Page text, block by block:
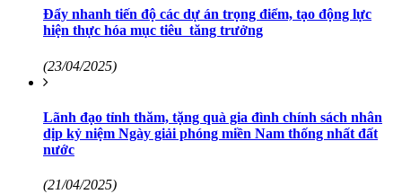
Đẩy nhanh tiến độ các dự án trọng điểm, tạo động lực
hiện thực hóa mục tiêu tăng trưởng
(23/04/2025)
Lãnh đạo tỉnh thăm, tặng quà gia đình chính sách nhân
dịp kỷ niệm Ngày giải phóng miền Nam thống nhất đất
nước
(21/04/2025)